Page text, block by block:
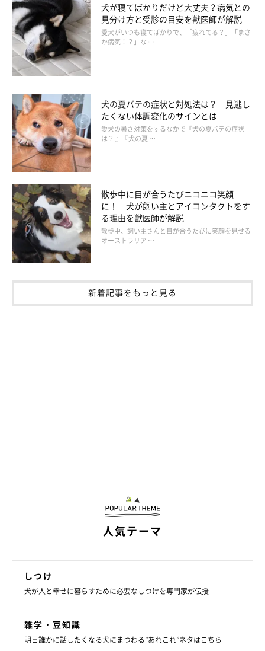
犬が寝てばかりだけど大丈夫？病気との
見分け方と受診の目安を獣医師が解説
愛犬がいつも寝てばかりで、「疲れてる？」「まさ
か病気！？」な …
犬の夏バテの症状と対処法は？ 見逃し
たくない体調変化のサインとは
愛犬の暑さ対策をするなかで『犬の夏バテの症状
は？ 』『犬の夏 …
散歩中に目が合うたびニコニコ笑顔
に！ 犬が飼い主とアイコンタクトをす
る理由を獣医師が解説
散歩中、飼い主さんと目が合うたびに笑顔を見せる
オーストラリア …
新着記事をもっと見る
人気テーマ
しつけ
犬が人と幸せに暮らすために必要なしつけを専門家が伝授
雑学・豆知識
明日誰かに話したくなる犬にまつわる”あれこれ”ネタはこちら